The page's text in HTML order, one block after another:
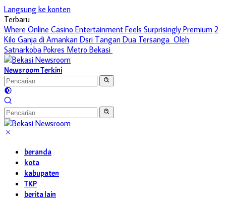
Langsung ke konten
Terbaru
Where Online Casino Entertainment Feels Surprisingly Premium 2
Kilo Ganja di Amankan Dsri Tangan Dua Tersanga Oleh
Satnarkoba Pokres Metro Bekasi
Newsroom Terkini
beranda
kota
kabupaten
TKP
berita lain